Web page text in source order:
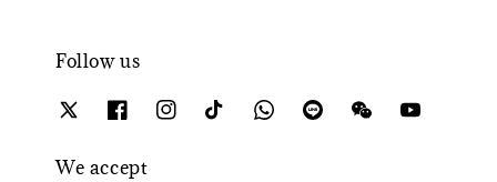
Follow us
We accept